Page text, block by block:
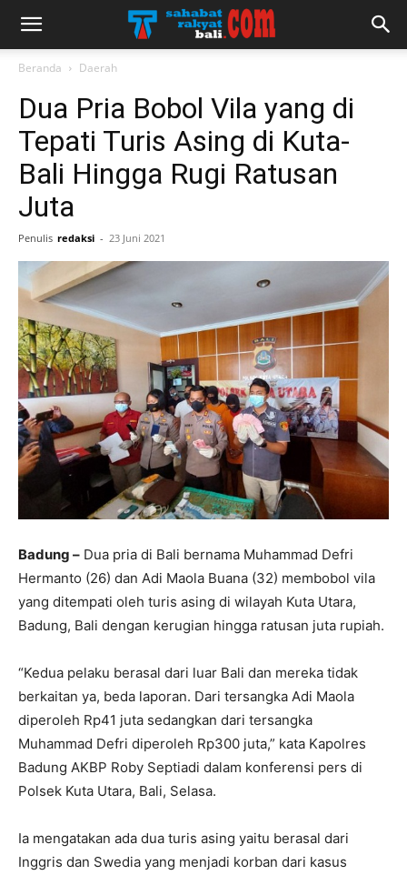
Beranda Daerah
Dua Pria Bobol Vila yang di
Tepati Turis Asing di Kuta-
Bali Hingga Rugi Ratusan
Juta
Penulis redaksi - 23 Juni 2021
Badung – Dua pria di Bali bernama Muhammad Defri
Hermanto (26) dan Adi Maola Buana (32) membobol vila
yang ditempati oleh turis asing di wilayah Kuta Utara,
Badung, Bali dengan kerugian hingga ratusan juta rupiah.
“Kedua pelaku berasal dari luar Bali dan mereka tidak
berkaitan ya, beda laporan. Dari tersangka Adi Maola
diperoleh Rp41 juta sedangkan dari tersangka
Muhammad Defri diperoleh Rp300 juta,” kata Kapolres
Badung AKBP Roby Septiadi dalam konferensi pers di
Polsek Kuta Utara, Bali, Selasa.
Ia mengatakan ada dua turis asing yaitu berasal dari
Inggris dan Swedia yang menjadi korban dari kasus